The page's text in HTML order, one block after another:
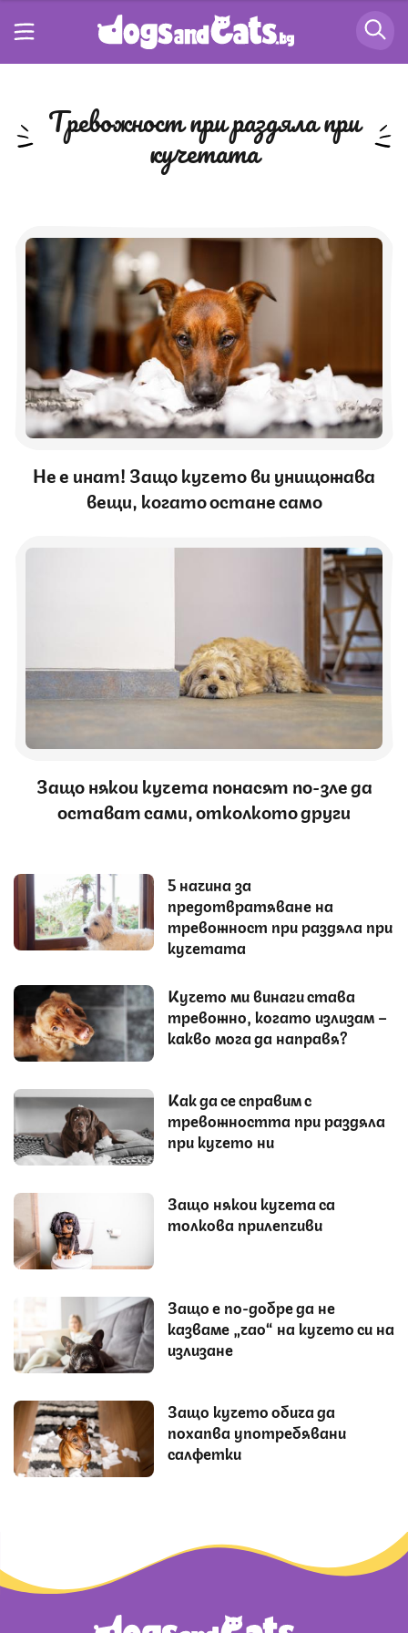
тревожност при раздяла при
кучетата
Не е инат! Защо кучето ви унищожава
вещи, когато остане само
Защо някои кучета понасят по-зле да
остават сами, отколкото други
5 начина за
предотвратяване на
тревожност при раздяла при
кучетата
Кучето ми винаги става
тревожно, когато излизам –
какво мога да направя?
Как да се справим с
тревожността при раздяла
при кучето ни
Защо някои кучета са
толкова прилепчиви
Защо е по-добре да не
казваме „чао“ на кучето си на
излизане
Защо кучето обича да
похапва употребявани
салфетки